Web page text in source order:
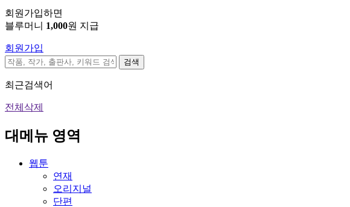
회원가입하면
블루머니 1,000원 지급
회원가입
검색
최근검색어
전체삭제
대메뉴 영역
웹툰
연재
오리지널
단편